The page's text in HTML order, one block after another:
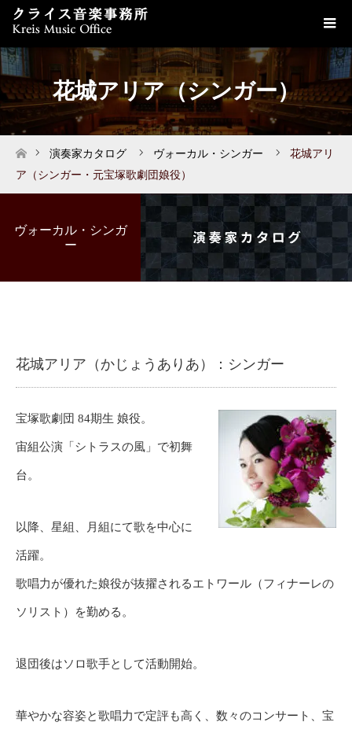
花城アリア（シンガー）
ホーム
演奏家カタログ ヴォーカル・シンガー
花城アリ
ア（シンガー・元宝塚歌劇団娘役）
ヴォーカル・シンガ
ー
花城アリア（かじょうありあ）：シンガー
宝塚歌劇団 84期生 娘役。
宙組公演「シトラスの風」で初舞
台。
以降、星組、月組にて歌を中心に
活躍。
歌唱力が優れた娘役が抜擢されるエトワール（フィナーレの
ソリスト）を勤める。
退団後はソロ歌手として活動開始。
華やかな容姿と歌唱力で定評も高く、数々のコンサート、宝